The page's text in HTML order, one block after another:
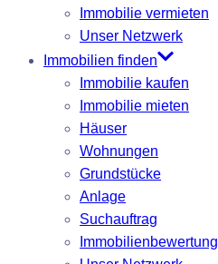
Immobilie vermieten
Unser Netzwerk
Immobilien finden
Immobilie kaufen
Immobilie mieten
Häuser
Wohnungen
Grundstücke
Anlage
Suchauftrag
Immobilienbewertung